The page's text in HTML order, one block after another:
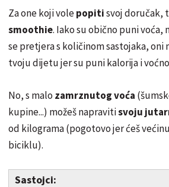
Za one koji volepopitisvoj doručak,
smoothie. Iako su obično puni voća,
se pretjera s količinom sastojaka, oni
tvoju dijetu jer su puni kalorija i
No, s malo zamrznutog voća
kupine...) možeš napravitisvoju
od kilograma (pogotovo jer ćeš
biciklu).
Sastojci: